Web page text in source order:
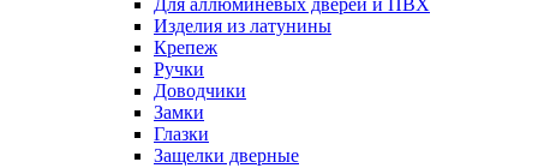
Для аллюминевых дверей и ПВХ
Изделия из латунины
Крепеж
Ручки
Доводчики
Замки
Глазки
Защелки дверные